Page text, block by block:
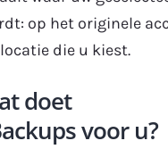
op het originele
die u kiest.
doet
voor u?